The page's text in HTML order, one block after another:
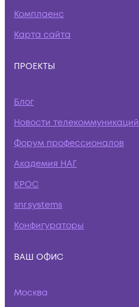
Комплаенс
Карта сайта
ПРОЕКТЫ
Блог
Новости телекоммуникаций
Форум профессионалов
Академия НАГ
КРОС
snr.systems
Конфигураторы
ВАШ ОФИС
Москва